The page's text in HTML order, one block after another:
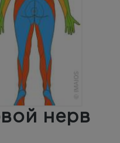
нерв